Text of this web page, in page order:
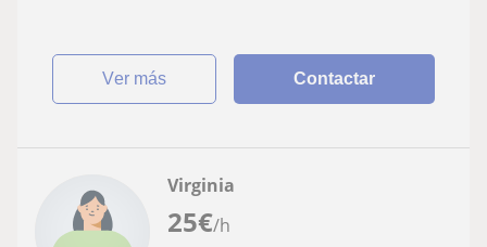
ver más Contactar
25€/h
Virginia